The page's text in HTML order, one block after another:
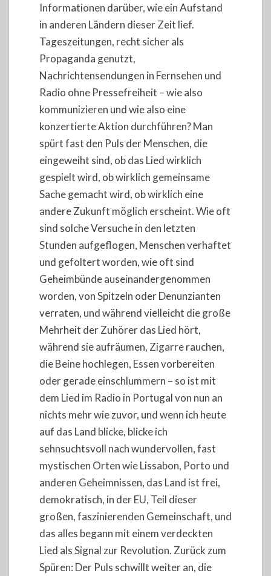
Informationen darüber, wie ein Aufstand
in anderen Ländern dieser Zeit lief.
Tageszeitungen, recht sicher als
Propaganda genutzt,
Nachrichtensendungen in Fernsehen und
Radio ohne Pressefreiheit – wie also
kommunizieren und wie also eine
konzertierte Aktion durchführen? Man
spürt fast den Puls der Menschen, die
eingeweiht sind, ob das Lied wirklich
gespielt wird, ob wirklich gemeinsame
Sache gemacht wird, ob wirklich eine
andere Zukunft möglich erscheint. Wie oft
sind solche Versuche in den letzten
Stunden aufgeflogen, Menschen verhaftet
und gefoltert worden, wie oft sind
Geheimbünde auseinandergenommen
worden, von Spitzeln oder Denunzianten
verraten, und während vielleicht die große
Mehrheit der Zuhörer das Lied hört,
während sie aufräumen, Zigarre rauchen,
die Beine hochlegen, Essen vorbereiten
oder gerade einschlummern – so ist mit
dem Lied im Radio in Portugal von nun an
nichts mehr wie zuvor, und wenn ich heute
auf das Land blicke, blicke ich
sehnsuchtsvoll nach wundervollen, fast
mystischen Orten wie Lissabon, Porto und
anderen Geheimnissen, das Land ist frei,
demokratisch, in der EU, Teil dieser
großen, faszinierenden Gemeinschaft, und
das alles begann mit einem verdeckten
Lied als Signal zur Revolution. Zurück zum
Spüren: Der Puls schwillt weiter an, die